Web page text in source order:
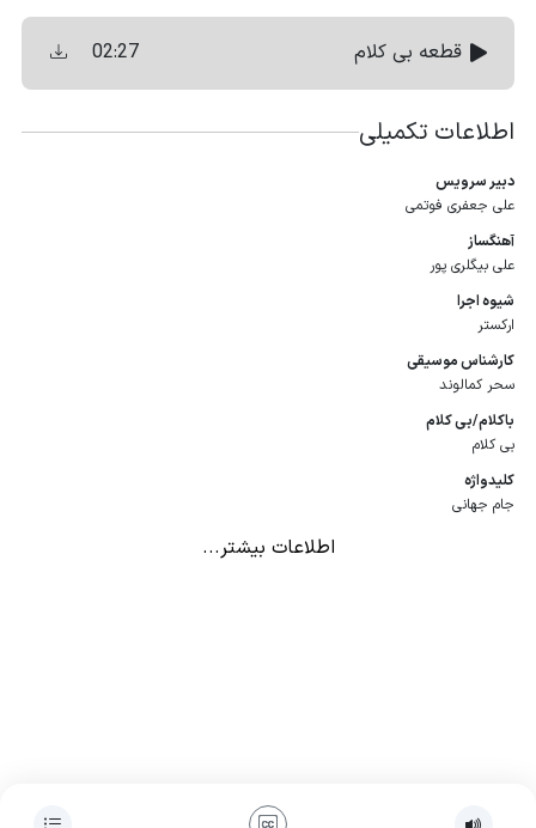
قطعه بی کلام 02:27
اطلاعات تکمیلی
دبیر سرویس
علی جعفری فوتمی
آهنگساز
علی بیگلری‌ پور
شیوه اجرا
ارکستر
كارشناس موسیقی
سحر کمالوند
باكلام/بی كلام
بی کلام
كلیدواژه
جام جهانی
اطلاعات بیشتر...